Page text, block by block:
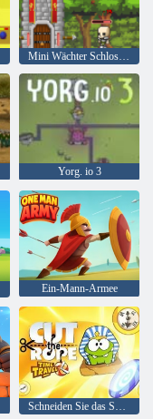
Mini Wächter Schloss Verteidigung
Yorg. io 3
Ein-Mann-Armee
Schneiden Sie das Seil: Zeitreisen